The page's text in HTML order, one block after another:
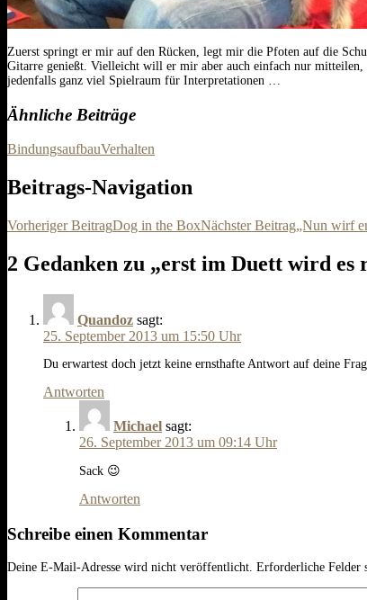
Zuerst springt er mir auf den Rücken, legt mir die Pfoten auf die
Gitarre genießt. Vielleicht will er mir aber auch einfach nur mitteilen,
jedenfalls ganz viel Spielraum für Interpretationen …
Ähnliche Beiträge
BindungsaufbauVerhalten
Beitrags-Navigation
Vorheriger BeitragDog in the BoxNächster Beitrag„Nun wirf
2 Gedanken zu „erst im Duett wird es
Quandoz sagt:
25. September 2013 um 15:50 Uhr
Du erwartest doch jetzt keine ernsthafte Antwort auf deine
Antworten
Michael sagt:
26. September 2013 um 09:14 Uhr
Sack 😉
Antworten
Schreibe einen Kommentar
Deine E-Mail-Adresse wird nicht veröffentlicht. Erforderliche Felder